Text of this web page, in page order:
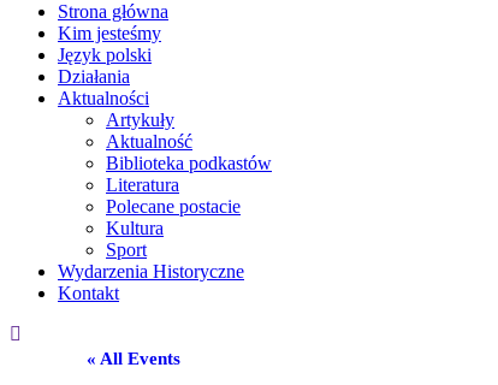
Strona główna
Kim jesteśmy
Język polski
Działania
Aktualności
Artykuły
Aktualność
Biblioteka podkastów
Literatura
Polecane postacie
Kultura
Sport
Wydarzenia Historyczne
Kontakt
« All Events